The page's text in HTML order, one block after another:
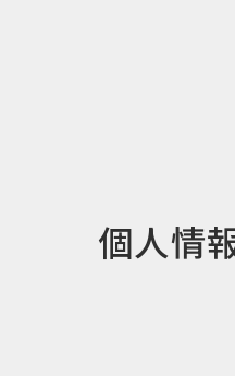
個人情